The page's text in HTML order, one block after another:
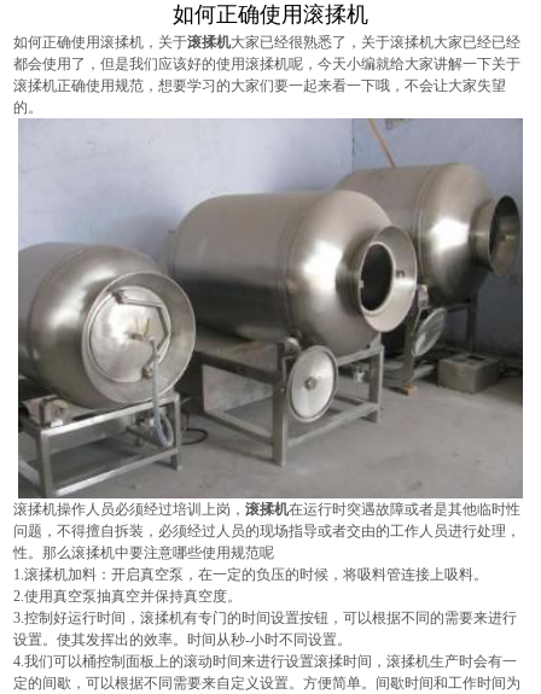
如何正确使用滚揉机
如何正确使用滚揉机，关于滚揉机大家已经很熟悉了，关于滚揉机大家已经已经
都会使用了，但是我们应该好的使用滚揉机呢，今天小编就给大家讲解一下关于
滚揉机正确使用规范，想要学习的大家们要一起来看一下哦，不会让大家失望
的。
滚揉机操作人员必须经过培训上岗， 滚揉机在运行时突遇故障或者是其他临时性
问题，不得擅自拆装，必须经过人员的现场指导或者交由的工作人员进行处理，
性。那么滚揉机中要注意哪些使用规范呢
1.滚揉机加料：开启真空泵，在一定的负压的时候，将吸料管连接上吸料。
2.使用真空泵抽真空并保持真空度。
3.控制好运行时间，滚揉机有专门的时间设置按钮，可以根据不同的需要来进行
设置。使其发挥出的效率。时间从秒-小时不同设置。
4.我们可以桶控制面板上的滚动时间来进行设置滚揉时间，滚揉机生产时会有一
定的间歇，可以根据不同需要来自定义设置。方便简单。间歇时间和工作时间为